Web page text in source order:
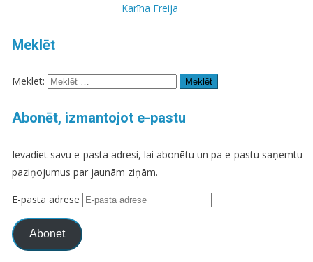
Karīna Freija
Meklēt
Meklēt:
Abonēt, izmantojot e-pastu
Ievadiet savu e-pasta adresi, lai abonētu un pa e-pastu saņemtu
paziņojumus par jaunām ziņām.
E-pasta adrese
Abonēt